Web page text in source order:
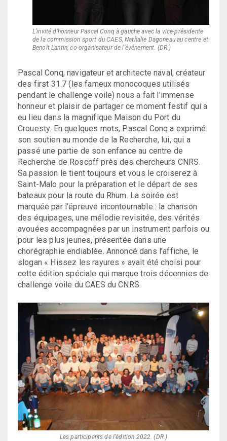
L’invité d’honneur Pascal Conq à gauche avec la vice-présidente
de la commission sport du CAES, Nathalie Dagoneau au centre et
Benoît Lantin, co-organisateur de l’événement. (DR.)
Pascal Conq, navigateur et architecte naval, créateur
des first 31.7 (les fameux monocoques utilisés
pendant le challenge voile) nous a fait l’immense
honneur et plaisir de partager ce moment festif qui a
eu lieu dans la magnifique Maison du Port du
Crouesty. En quelques mots, Pascal Conq a exprimé
son soutien au monde de la Recherche, lui, qui a
passé une partie de son enfance au centre de
Recherche de Roscoff près des chercheurs CNRS.
Sa passion le tient toujours et vous le croiserez à
Saint-Malo pour la préparation et le départ de ses
bateaux pour la route du Rhum. La soirée est
marquée par l’épreuve incontournable : la chanson
des équipages, une mélodie revisitée, des vérités
avouées accompagnées par un instrument parfois ou
pour les plus jeunes, présentée dans une
chorégraphie endiablée. Annoncé dans l’affiche, le
slogan « Hissez les rayures » avait été choisi pour
cette édition spéciale qui marque trois décennies de
challenge voile du CAES du CNRS.
Les participants de l’édition 2022. (DR.)